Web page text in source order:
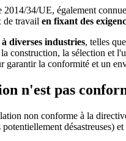
2014/34/UE, également
de travail en fixant des
diverses industries, telles
construction, la sélection et
garantir la conformité et un
n'est pas
non conforme à la
potentiellement désastreuses)